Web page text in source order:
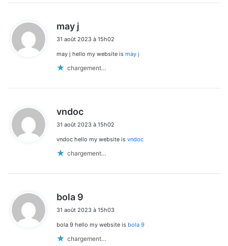
may j
t
31 août 2023 à 15h02
may j hello my website is may j
chargement…
vndoc
t
31 août 2023 à 15h02
vndoc hello my website is vndoc
chargement…
bola 9
t
31 août 2023 à 15h03
bola 9 hello my website is bola 9
chargement…